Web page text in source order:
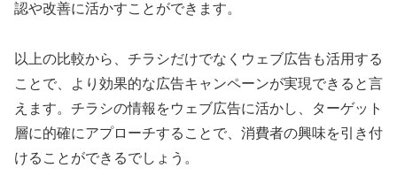
認や改善に活かすことができます。
以上の比較から、チラシだけでなくウェブ広告も活用する
ことで、より効果的な広告キャンペーンが実現できると言
えます。チラシの情報をウェブ広告に活かし、ターゲット
層に的確にアプローチすることで、消費者の興味を引き付
けることができるでしょう。